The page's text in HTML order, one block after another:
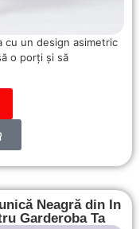
cu un design asimetric
o porți și să
Neagră din In
Garderoba Ta